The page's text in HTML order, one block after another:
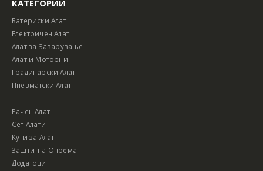
КАТЕГОРИИ
Батериски Алат
Електричен Алат
Алат за Заварување
Алат и Моторни
Градинарски Алат
Пневматски Алат
Рачен Алат
Сет Алати
Кути за Алат
Заштитна Опрема
Додатоци